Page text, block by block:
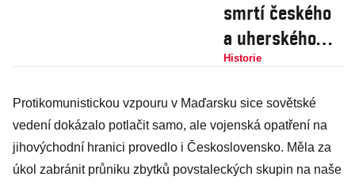
smrtí českého
a uherského
krále Ludvíka v
vymřela
jagellonská
dynastie
Historie
Protikomunistickou vzpouru v Maďarsku sice sovětské
vedení dokázalo potlačit samo, ale vojenská opatření na
jihovýchodní hranici provedlo i Československo. Měla za
úkol zabránit průniku zbytků povstaleckých skupin na naše